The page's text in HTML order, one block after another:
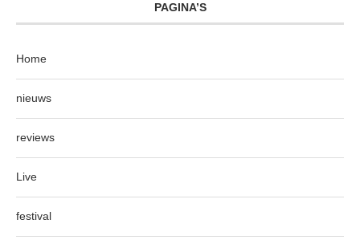
PAGINA’S
Home
nieuws
reviews
Live
festival